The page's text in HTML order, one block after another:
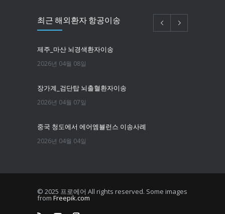
최근 해외환자 항공이송
제주_마산 뇌경색환자이송
2026년 04월 08일
장가계_검단탑 뇌출혈환자이송
2026년 04월 07일
중국 청도에서 에어엠뷸런스 이송사례
2026년 04월 04일
한국에서 뉴욕까지 치매환자 이송
© 2025 프로에어 All rights reserved. Some images
from Freepik.com